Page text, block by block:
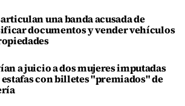
una banda acusada de
documentos y vender vehículos
a juicio a dos mujeres imputadas
con billetes "premiados" de